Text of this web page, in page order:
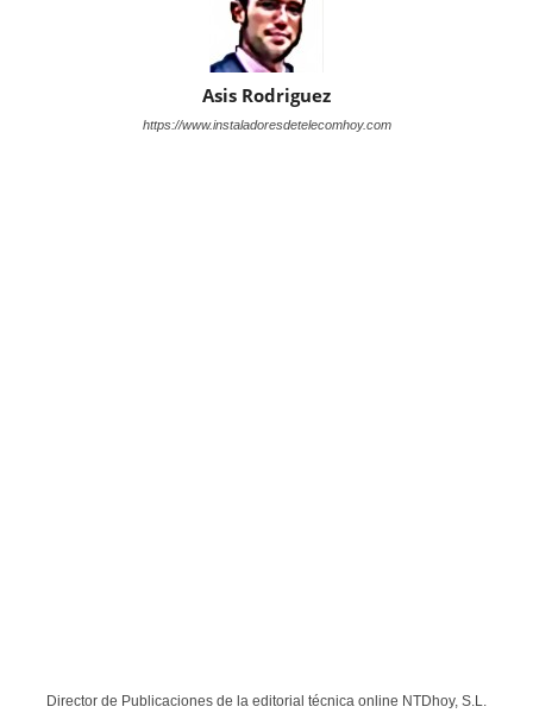
Asis Rodriguez
https://www.instaladoresdetelecomhoy.com
Director de Publicaciones de la editorial técnica online NTDhoy, S.L.